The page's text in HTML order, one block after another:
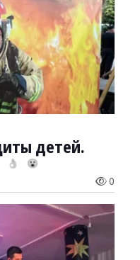
детей.
👌 😮
0